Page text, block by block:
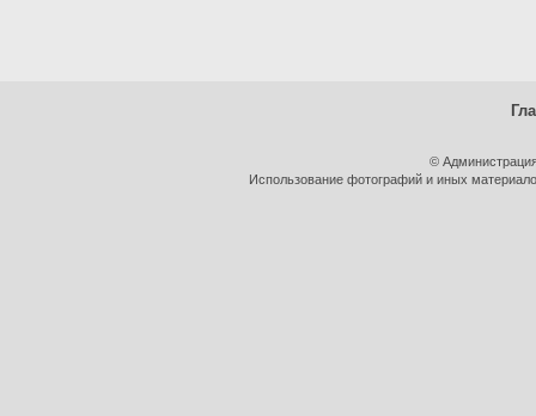
©
Использование фотографий и иных